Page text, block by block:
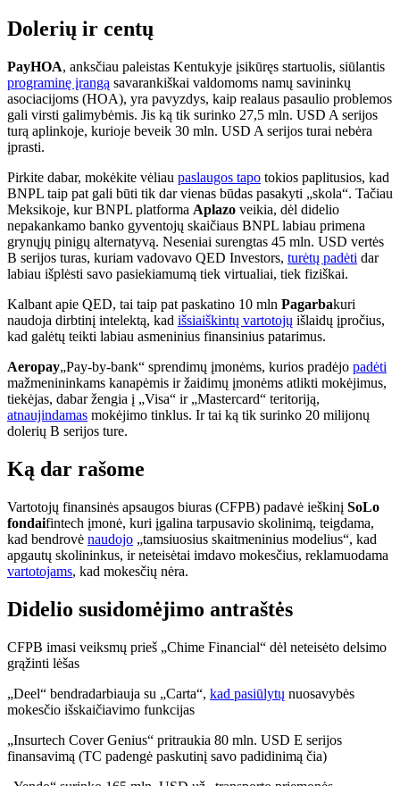
Dolerių ir centų
PayHOA, anksčiau paleistas Kentukyje įsikūręs startuolis, siūlantis
programinę įrangą savarankiškai valdomoms namų savininkų
asociacijoms (HOA), yra pavyzdys, kaip realaus pasaulio problemos
gali virsti galimybėmis. Jis ką tik surinko 27,5 mln. USD A serijos
turą aplinkoje, kurioje beveik 30 mln. USD A serijos turai nebėra
įprasti.
Pirkite dabar, mokėkite vėliau paslaugos tapo tokios paplitusios, kad
BNPL taip pat gali būti tik dar vienas būdas pasakyti „skola“. Tačiau
Meksikoje, kur BNPL platforma Aplazo veikia, dėl didelio
nepakankamo banko gyventojų skaičiaus BNPL labiau primena
grynųjų pinigų alternatyvą. Neseniai surengtas 45 mln. USD vertės
B serijos turas, kuriam vadovavo QED Investors, turėtų padėti dar
labiau išplėsti savo pasiekiamumą tiek virtualiai, tiek fiziškai.
Kalbant apie QED, tai taip pat paskatino 10 mln Pagarbakuri
naudoja dirbtinį intelektą, kad išsiaiškintų vartotojų išlaidų įpročius,
kad galėtų teikti labiau asmeninius finansinius patarimus.
Aeropay„Pay-by-bank“ sprendimų įmonėms, kurios pradėjo padėti
mažmenininkams kanapėmis ir žaidimų įmonėms atlikti mokėjimus,
tiekėjas, dabar žengia į „Visa“ ir „Mastercard“ teritoriją,
atnaujindamas mokėjimo tinklus. Ir tai ką tik surinko 20 milijonų
dolerių B serijos ture.
Ką dar rašome
Vartotojų finansinės apsaugos biuras (CFPB) padavė ieškinį SoLo
fondaifintech įmonė, kuri įgalina tarpusavio skolinimą, teigdama,
kad bendrovė naudojo „tamsiuosius skaitmeninius modelius“, kad
apgautų skolininkus, ir neteisėtai imdavo mokesčius, reklamuodama
vartotojams, kad mokesčių nėra.
Didelio susidomėjimo antraštės
CFPB imasi veiksmų prieš „Chime Financial“ dėl neteisėto delsimo
grąžinti lėšas
„Deel“ bendradarbiauja su „Carta“, kad pasiūlytų nuosavybės
mokesčio išskaičiavimo funkcijas
„Insurtech Cover Genius“ pritraukia 80 mln. USD E serijos
finansavimą (TC padengė paskutinį savo padidinimą čia)